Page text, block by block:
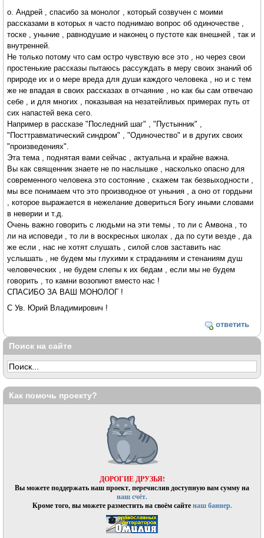
о. Андрей , спасибо за монолог , который созвучен с моими
рассказами в которых я часто поднимаю вопрос об одиночестве ,
тоске , уныние , равнодушие и наконец о пустоте как внешней , так и
внутренней.
Не только потому что сам остро чувствую все это , но через свои
простенькие рассказы пытаюсь рассуждать в меру своих знаний об
природе их и о мере вреда для души каждого человека , но и с тем
же не впадая в своих рассказах в отчаяние , но как бы сам отвечаю
себе , и для многих , показывая на незатейливых примерах путь от
сих напастей века сего.
Например в рассказе "Последний шаг" , "Пустынник" ,
"Посттравматический синдром" , "Одиночество" и в других своих
"произведениях".
Эта тема , поднятая вами сейчас , актуальна и крайне важна.
Вы как священник знаете не по наслышке , насколько опасно для
современного человека это состояние , скажем так безвыходности ,
мы все понимаем что это производное от уныния , а оно от гордыни
, которое выражается в нежелание довериться Богу иными словами
в неверии и т.д.
Очень важно говорить с людьми на эти темы , то ли с Амвона , то
ли на исповеди , то ли в воскресных школах , да по сути везде , да
же если , нас не хотят слушать , силой слов заставить нас
услышать , не будем мы глухими к страданиям и стенаниям душ
человеческих , не будем слепы к их бедам , если мы не будем
говорить , то камни возопиют вместо нас !
СПАСИБО ЗА ВАШ МОНОЛОГ !
С Ув. Юрий Владимирович !
ответить
Поиск на сайте
Как помочь проекту?
ДОРОГИЕ ДРУЗЬЯ!
Вы можете поддержать наш проект, перечислив доступную вам сумму на
наш счёт.
Кроме того, вы можете разместить на своём сайтенаш баннер.